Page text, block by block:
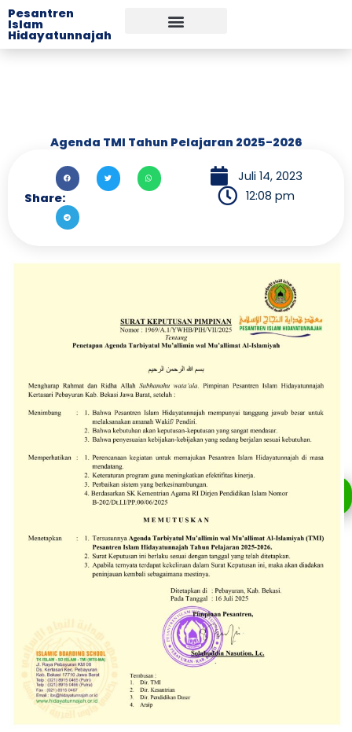
Lewati
ke
konten
Pesantren
Islam
Hidayatunnajah
Chat admin yuk
Agenda TMI Tahun Pelajaran 2025-2026
Share:
Juli 14, 2023
12:08 pm